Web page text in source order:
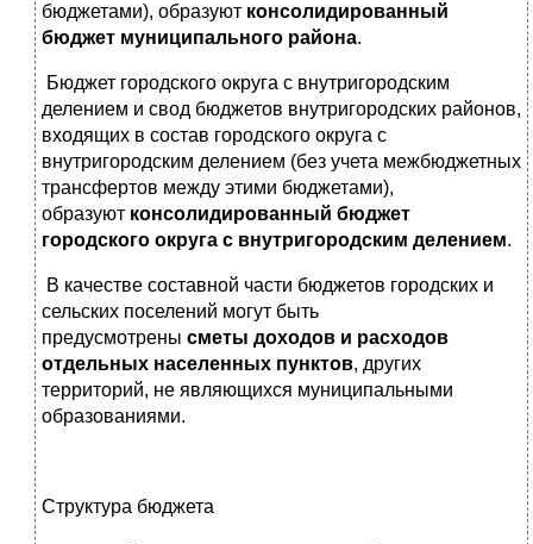
бюджетами), образуют консолидированный
бюджет муниципального района.
Бюджет городского округа с внутригородским
делением и свод бюджетов внутригородских районов,
входящих в состав городского округа с
внутригородским делением (без учета межбюджетных
трансфертов между этими бюджетами),
образуют консолидированный бюджет
городского округа с внутригородским делением.
В качестве составной части бюджетов городских и
сельских поселений могут быть
предусмотрены сметы доходов и расходов
отдельных населенных пунктов, других
территорий, не являющихся муниципальными
образованиями.
Структура бюджета